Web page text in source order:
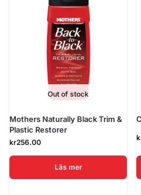
Out of stock
Mothers Naturally Black Trim &
Plastic Restorer
kr256.00
Läs mer